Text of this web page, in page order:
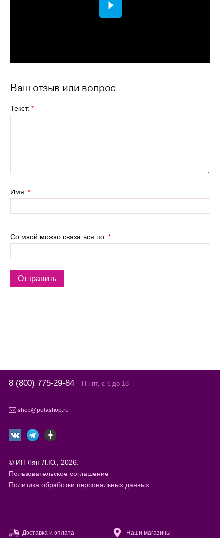
Ваш отзыв или вопрос
Текст: *
Имя: *
Со мной можно связаться по: *
8 (800) 775-29-84 Пн-пт, с 9 до 18
shop@polashop.ru
© ИП Лян Л.Ю., 2026.
Пользовательское соглашение
Политика обработки персональных данных
Доставка и оплата Наши магазины